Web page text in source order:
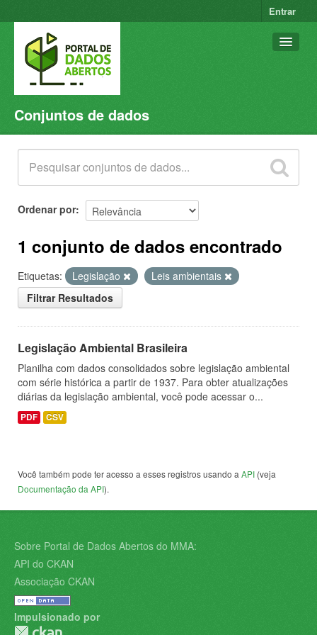
Entrar
Conjuntos de dados
Organizações
Grupos
Sobre
Conjuntos de dados
Ordenar por
1 conjunto de dados encontrado
Etiquetas: Legislação
Leis ambientais
Filtrar Resultados
Legislação Ambiental Brasileira
Planilha com dados consolidados sobre legislação ambiental
com série histórica a partir de 1937. Para obter atualizações
diárias da legislação ambiental, você pode acessar o...
PDF CSV
Você também pode ter acesso a esses registros usando a API (veja
Documentação da API).
Sobre Portal de Dados Abertos do MMA:
API do CKAN
Associação CKAN
Impulsionado por